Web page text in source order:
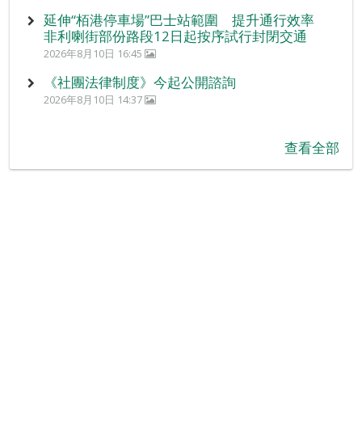
延伸“栢港停車場”巴士站範圍 提升通行效率
非利喇街部份路段12日起按序試行封閉交通
2026年8月10日 16:45
《社團法律制度》今起公開諮詢
2026年8月10日 14:37
查看全部